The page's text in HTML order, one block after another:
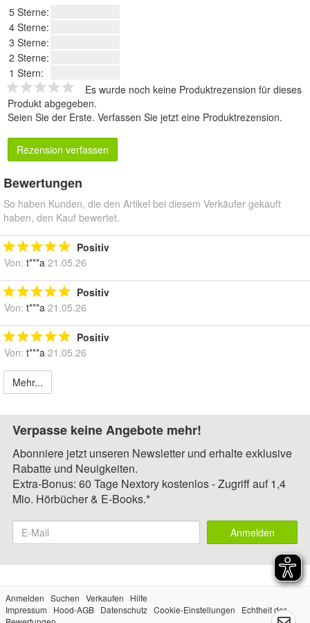
5 Sterne:
4 Sterne:
3 Sterne:
2 Sterne:
1 Stern:
Es wurde noch keine Produktrezension für dieses
Produkt abgegeben.
Seien Sie der Erste. Verfassen Sie jetzt eine Produktrezension.
Rezension verfassen
Bewertungen
So haben Kunden, die den Artikel bei diesem Verkäufer gekauft
haben, den Kauf bewertet.
Positiv
Von: t***a 21.05.26
Positiv
Von: t***a 21.05.26
Positiv
Von: t***a 21.05.26
Mehr...
Verpasse keine Angebote mehr!
Abonniere jetzt unseren Newsletter und erhalte exklusive
Rabatte und Neuigkeiten.
Extra-Bonus: 60 Tage Nextory kostenlos - Zugriff auf 1,4
Mio. Hörbücher & E-Books.*
Anmelden
Anmelden Suchen Verkaufen
Hilfe
Impressum
Hood-AGB Datenschutz Cookie-Einstellungen
Echtheit der